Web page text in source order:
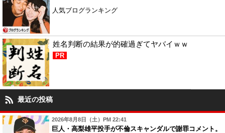
人気ブログランキング
姓名判断の結果が的確過ぎてヤバイｗｗ
PR
最近の投稿
2026年8月8日（土）PM 22:41
巨人・高梨雄平投手が不倫スキャンダルで謝罪コメント。